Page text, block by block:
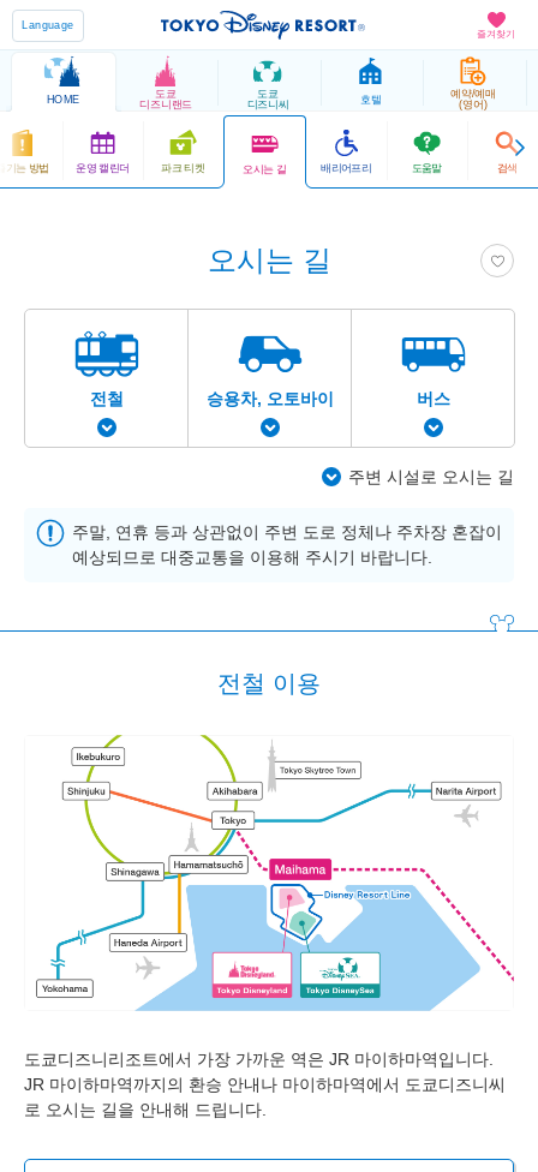
즐겨찾기
Language
HOME
도쿄
디즈니랜드
도쿄
디즈니씨
호텔
예약/예매
(영어)
기는 방법 운영 캘린더 파크 티켓 오시는 길 배리어프리 도움말 검색
오시는 길
전철 승용차, 오토바이 버스
주변 시설로 오시는 길
주말, 연휴 등과 상관없이 주변 도로 정체나 주차장 혼잡이
예상되므로 대중교통을 이용해 주시기 바랍니다.
전철 이용
도쿄디즈니리조트에서 가장 가까운 역은 JR 마이하마역입니다.
JR 마이하마역까지의 환승 안내나 마이하마역에서 도쿄디즈니씨
로 오시는 길을 안내해 드립니다.